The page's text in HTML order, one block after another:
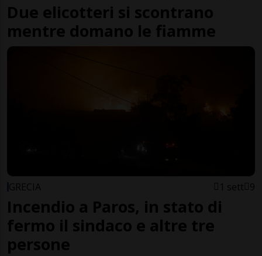
Due elicotteri si scontrano
mentre domano le fiamme
GRECIA 1 sett 9
Incendio a Paros, in stato di
fermo il sindaco e altre tre
persone